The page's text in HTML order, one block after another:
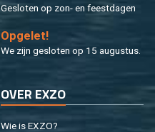
Ge­slo­ten op zon- en feest­da­gen
Op­ge­let!
We zijn ge­slo­ten op 15 au­gus­tus.
OVER EXZO
Wie is EXZO?